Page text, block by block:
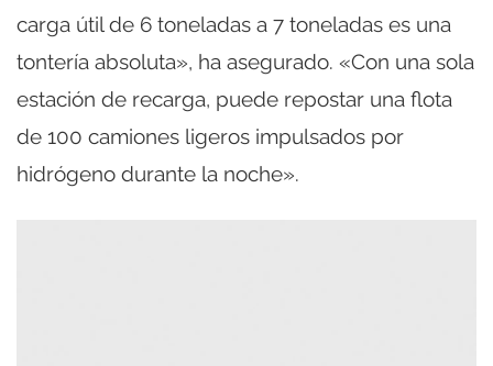
carga útil de 6 toneladas a 7 toneladas es una
tontería absoluta», ha asegurado. «Con una sola
estación de recarga, puede repostar una flota
de 100 camiones ligeros impulsados ​​por
hidrógeno durante la noche».